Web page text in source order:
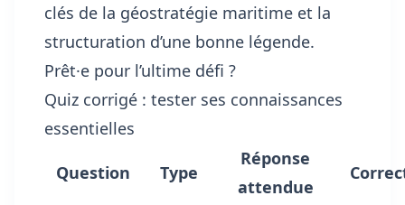
clés de la géostratégie maritime et la
structuration d’une bonne légende.
Prêt·e pour l’ultime défi ?
Quiz corrigé : tester ses connaissances
essentielles
Question Type
Réponse
attendue